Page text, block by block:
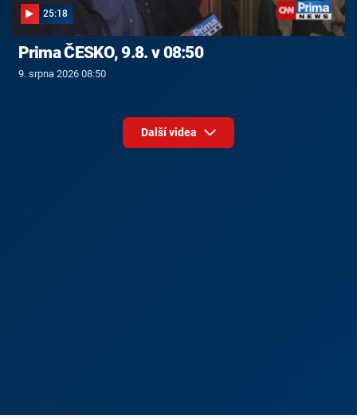
25:18
Prima ČESKO, 9.8. v 08:50
9. srpna 2026 08:50
Další videa